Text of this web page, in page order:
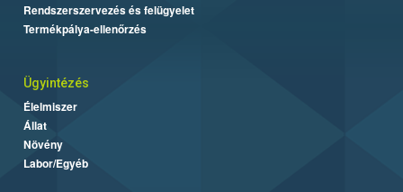
Rendszerszervezés és felügyelet
Termékpálya-ellenőrzés
Ügyintézés
Élelmiszer
Állat
Növény
Labor/Egyéb